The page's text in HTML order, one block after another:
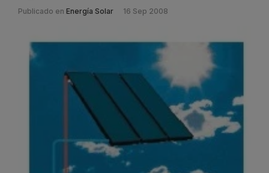
Publicado en Energía Solar 16 Sep 2008